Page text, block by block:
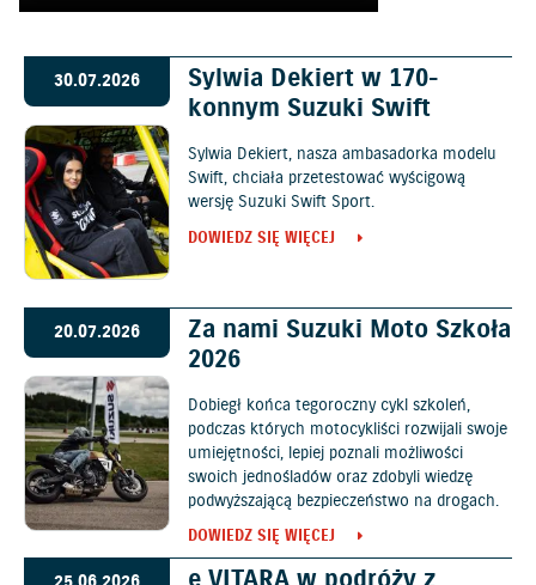
30.07.2026
Sylwia Dekiert w 170-
konnym Suzuki Swift
Sylwia Dekiert, nasza ambasadorka modelu
Swift, chciała przetestować wyścigową
wersję Suzuki Swift Sport.
DOWIEDZ SIĘ WIĘCEJ
20.07.2026
Za nami Suzuki Moto Szkoła
2026
Dobiegł końca tegoroczny cykl szkoleń,
podczas których motocykliści rozwijali swoje
umiejętności, lepiej poznali możliwości
swoich jednośladów oraz zdobyli wiedzę
podwyższającą bezpieczeństwo na drogach.
DOWIEDZ SIĘ WIĘCEJ